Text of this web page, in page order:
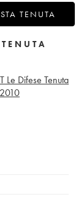
TENUTA
TENUTA
Le Difese Tenuta
2010